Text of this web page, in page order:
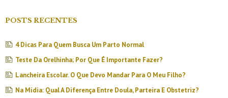
POSTS RECENTES
4 Dicas Para Quem Busca Um Parto Normal
Teste Da Orelhinha; Por Que É Importante Fazer?
Lancheira Escolar. O Que Devo Mandar Para O Meu Filho?
Na Mídia: Qual A Diferença Entre Doula, Parteira E Obstetriz?